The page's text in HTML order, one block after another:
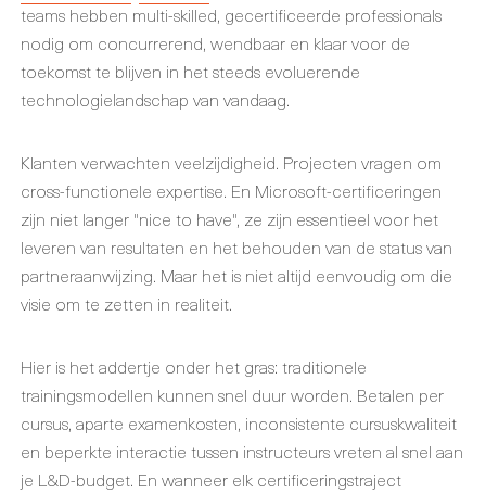
teams hebben multi-skilled, gecertificeerde professionals
nodig om concurrerend, wendbaar en klaar voor de
toekomst te blijven in het steeds evoluerende
technologielandschap van vandaag.
Klanten verwachten veelzijdigheid. Projecten vragen om
cross-functionele expertise. En Microsoft-certificeringen
zijn niet langer "nice to have", ze zijn essentieel voor het
leveren van resultaten en het behouden van de status van
partneraanwijzing. Maar het is niet altijd eenvoudig om die
visie om te zetten in realiteit.
Hier is het addertje onder het gras: traditionele
trainingsmodellen kunnen snel duur worden. Betalen per
cursus, aparte examenkosten, inconsistente cursuskwaliteit
en beperkte interactie tussen instructeurs vreten al snel aan
je L&D-budget. En wanneer elk certificeringstraject